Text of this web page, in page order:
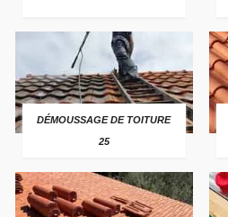
DÉMOUSSAGE DE TOITURE
25